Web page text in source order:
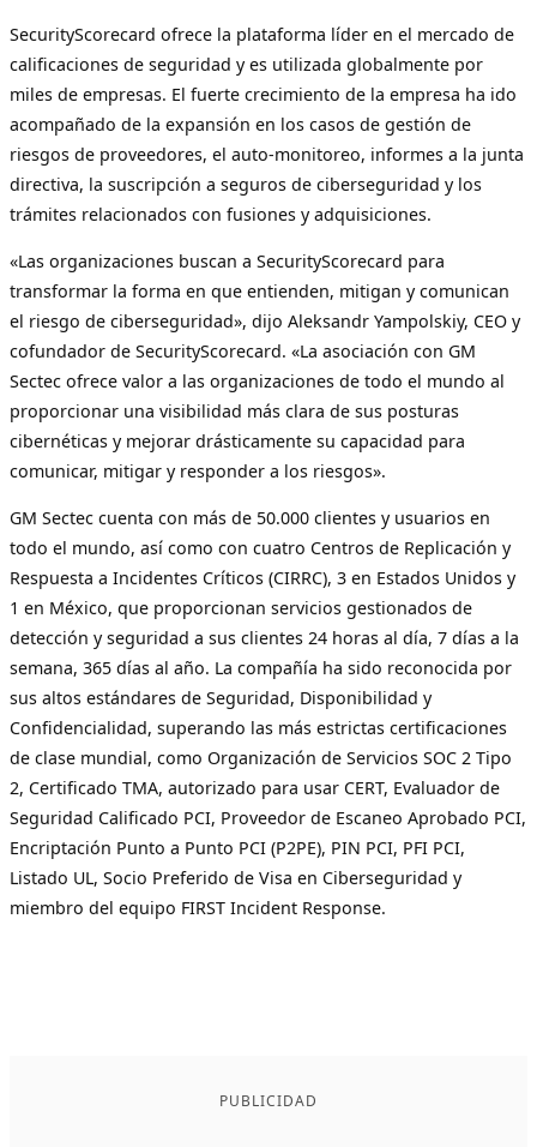
SecurityScorecard ofrece la plataforma líder en el mercado de
calificaciones de seguridad y es utilizada globalmente por
miles de empresas. El fuerte crecimiento de la empresa ha ido
acompañado de la expansión en los casos de gestión de
riesgos de proveedores, el auto-monitoreo, informes a la junta
directiva, la suscripción a seguros de ciberseguridad y los
trámites relacionados con fusiones y adquisiciones.
«Las organizaciones buscan a SecurityScorecard para
transformar la forma en que entienden, mitigan y comunican
el riesgo de ciberseguridad», dijo Aleksandr Yampolskiy, CEO y
cofundador de SecurityScorecard. «La asociación con GM
Sectec ofrece valor a las organizaciones de todo el mundo al
proporcionar una visibilidad más clara de sus posturas
cibernéticas y mejorar drásticamente su capacidad para
comunicar, mitigar y responder a los riesgos».
GM Sectec cuenta con más de 50.000 clientes y usuarios en
todo el mundo, así como con cuatro Centros de Replicación y
Respuesta a Incidentes Críticos (CIRRC), 3 en Estados Unidos y
1 en México, que proporcionan servicios gestionados de
detección y seguridad a sus clientes 24 horas al día, 7 días a la
semana, 365 días al año. La compañía ha sido reconocida por
sus altos estándares de Seguridad, Disponibilidad y
Confidencialidad, superando las más estrictas certificaciones
de clase mundial, como Organización de Servicios SOC 2 Tipo
2, Certificado TMA, autorizado para usar CERT, Evaluador de
Seguridad Calificado PCI, Proveedor de Escaneo Aprobado PCI,
Encriptación Punto a Punto PCI (P2PE), PIN PCI, PFI PCI,
Listado UL, Socio Preferido de Visa en Ciberseguridad y
miembro del equipo FIRST Incident Response.
PUBLICIDAD